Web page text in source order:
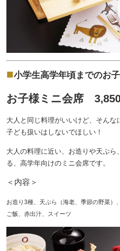
■小学生高学年頃までのお
お子様ミニ会席
大人と同じ料理がいいけど、そんな
子ども扱いはしないでほしい！
大人の料理に近い、お造りや天ぷ
る、高学年向けのミニ会席です。
＜内容＞
お造り3種、天ぷら（海老、季節の野菜）
ご飯、赤出汁、スイーツ